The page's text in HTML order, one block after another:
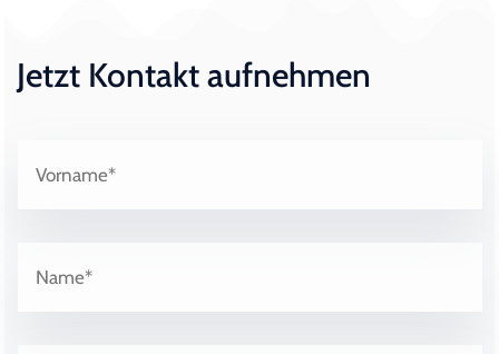
Jetzt Kontakt aufnehmen